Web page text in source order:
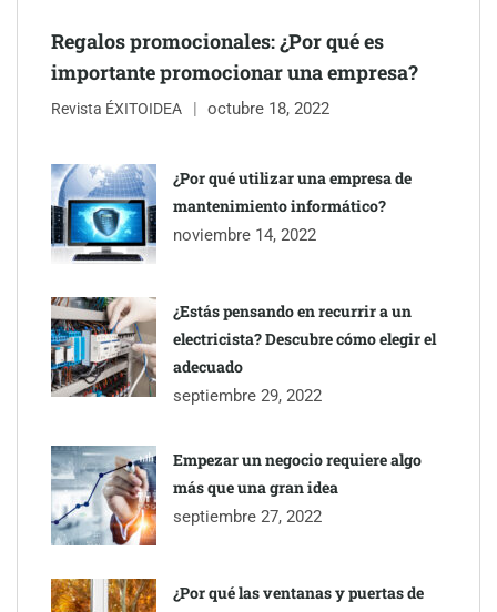
Regalos promocionales: ¿Por qué es
importante promocionar una empresa?
Revista ÉXITOIDEA octubre 18, 2022
¿Por qué utilizar una empresa de
mantenimiento informático?
noviembre 14, 2022
¿Estás pensando en recurrir a un
electricista? Descubre cómo elegir el
adecuado
septiembre 29, 2022
Empezar un negocio requiere algo
más que una gran idea
septiembre 27, 2022
¿Por qué las ventanas y puertas de